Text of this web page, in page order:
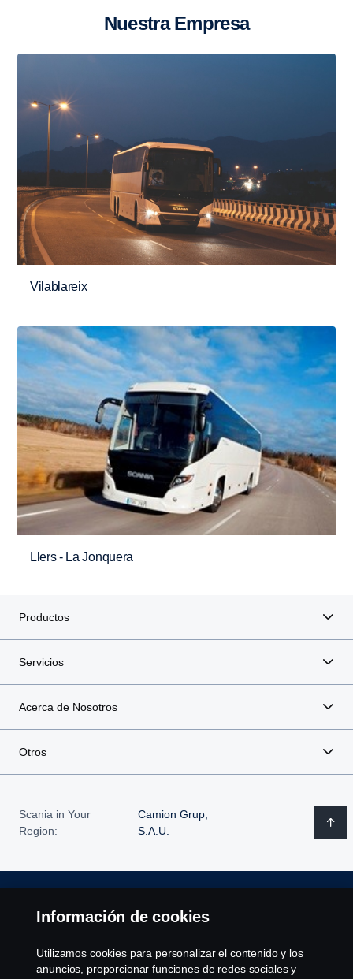
Nuestra Empresa
Vilablareix
Llers - La Jonquera
Productos
Servicios
Acerca de Nosotros
Otros
Scania in Your
Region:
Camion Grup,
S.A.U.
Aviso Legal
Declaración de Privacidad
Información de cookies
Utilizamos cookies para personalizar el contenido y los
anuncios, proporcionar funciones de redes sociales y